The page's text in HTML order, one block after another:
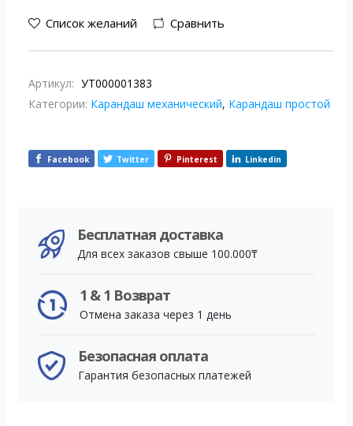
Список желаний Сравнить
Артикул: УТ000001383
Категории: Карандаш механический, Карандаш простой
Facebook Twitter Pinterest Linkedin
Бесплатная доставка
Для всех заказов свыше 100.000₸
1 & 1 Возврат
Отмена заказа через 1 день
Безопасная оплата
Гарантия безопасных платежей